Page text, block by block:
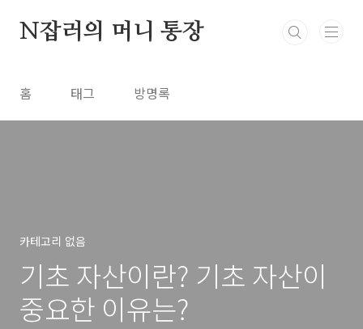
N잡러의 머니 통장
홈 태그 방명록
카테고리 없음
기초 자산이란? 기초 자산이
중요한 이유는?